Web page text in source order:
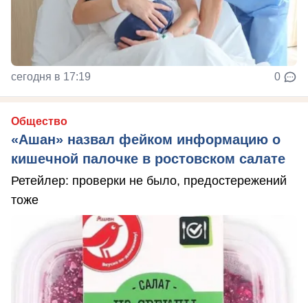
сегодня в 17:19 0
Общество
«Ашан» назвал фейком информацию о
кишечной палочке в ростовском салате
Ретейлер: проверки не было, предостережений
тоже